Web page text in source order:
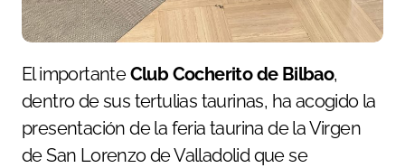
El importanteClub Cocherito de Bilbao,
dentro de sus tertulias taurinas, ha acogido la
presentación de la feria taurina de la Virgen
de San Lorenzo de Valladolid que se